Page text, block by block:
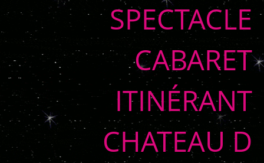
SPECTACLE
CABARET
ITINÉRANT
CHATEAU D